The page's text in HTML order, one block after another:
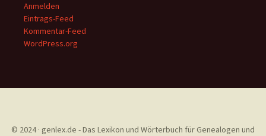
Anmelden
Eintrags-Feed
Kommentar-Feed
WordPress.org
© 2024 · genlex.de - Das Lexikon und Wörterbuch für Genealogen und